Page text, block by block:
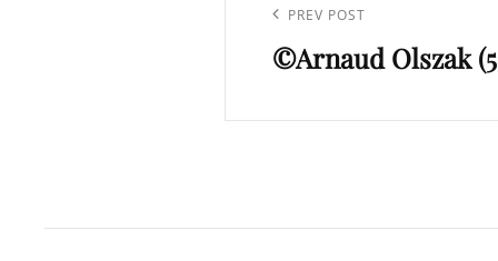
l’article
Previous
Post
PREV POST
©Arnaud Olszak